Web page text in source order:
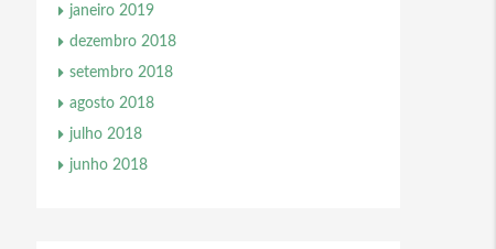
janeiro 2019
dezembro 2018
setembro 2018
agosto 2018
julho 2018
junho 2018